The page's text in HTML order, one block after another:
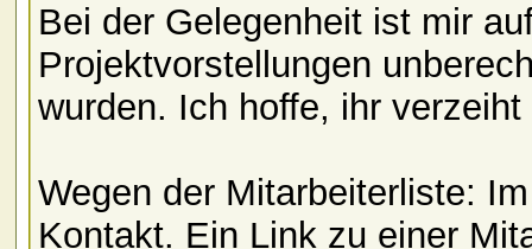
Bei der Gelegenheit ist mir
Projektvorstellungen
wurden. Ich hoffe, ihr
Wegen der Mitarbeiterliste:
Kontakt. Ein Link zu einer